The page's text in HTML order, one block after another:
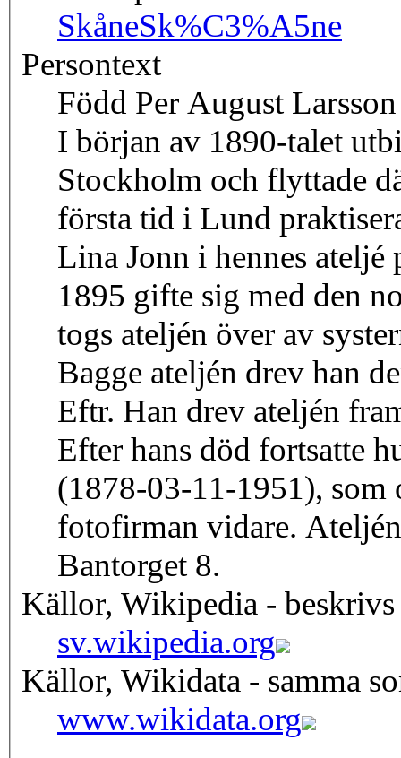
SkåneSk%C3%A5ne
Persontext
Född Per August
I början av 1890-talet
Stockholm och flyttade
första tid i Lund
Lina Jonn i hennes
1895 gifte sig med den
togs ateljén över av
Bagge ateljén drev han
Eftr. Han drev ateljén
Efter hans död fortsatte
(1878-03-11-1951), som
fotofirman vidare.
Bantorget 8.
Källor, Wikipedia - beskrivs
sv.wikipedia.org
Källor, Wikidata - samma
www.wikidata.org